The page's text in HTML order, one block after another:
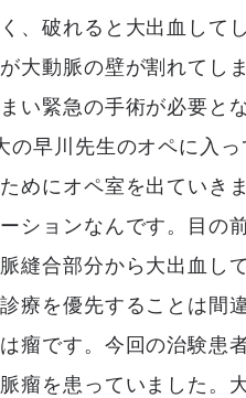
、破れると大出血して
大動脈の壁が割れてし
い緊急の手術が必要と
の早川先生のオペに入
めにオペ室を出ていき
ションなんです。目の
縫合部分から大出血し
療を優先することは間
瘤です。今回の治験患
瘤を患っていました。